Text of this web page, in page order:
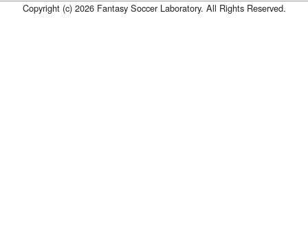
Copyright (c) 2026 Fantasy Soccer Laboratory. All Rights Reserved.